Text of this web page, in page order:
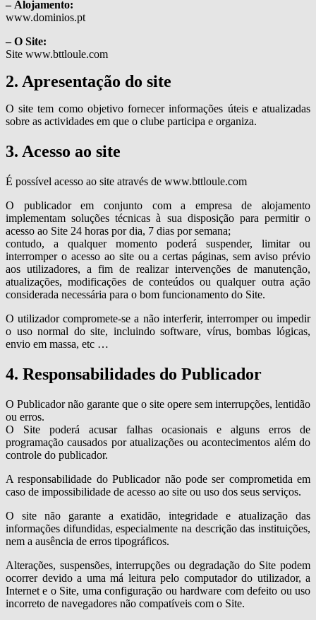
– Alojamento:
www.dominios.pt
– O Site:
Site www.bttloule.com
2. Apresentação do site
O site tem como objetivo fornecer informações úteis e atualizadas
sobre as actividades em que o clube participa e organiza.
3. Acesso ao site
É possível acesso ao site através de www.bttloule.com
O publicador em conjunto com a empresa de alojamento
implementam soluções técnicas à sua disposição para permitir o
acesso ao Site 24 horas por dia, 7 dias por semana;
contudo, a qualquer momento poderá suspender, limitar ou
interromper o acesso ao site ou a certas páginas, sem aviso prévio
aos utilizadores, a fim de realizar intervenções de manutenção,
atualizações, modificações de conteúdos ou qualquer outra ação
considerada necessária para o bom funcionamento do Site.
O utilizador compromete-se a não interferir, interromper ou impedir
o uso normal do site, incluindo software, vírus, bombas lógicas,
envio em massa, etc …
4. Responsabilidades do Publicador
O Publicador não garante que o site opere sem interrupções, lentidão
ou erros.
O Site poderá acusar falhas ocasionais e alguns erros de
programação causados por atualizações ou acontecimentos além do
controle do publicador.
A responsabilidade do Publicador não pode ser comprometida em
caso de impossibilidade de acesso ao site ou uso dos seus serviços.
O site não garante a exatidão, integridade e atualização das
informações difundidas, especialmente na descrição das instituições,
nem a ausência de erros tipográficos.
Alterações, suspensões, interrupções ou degradação do Site podem
ocorrer devido a uma má leitura pelo computador do utilizador, a
Internet e o Site, uma configuração ou hardware com defeito ou uso
incorreto de navegadores não compatíveis com o Site.